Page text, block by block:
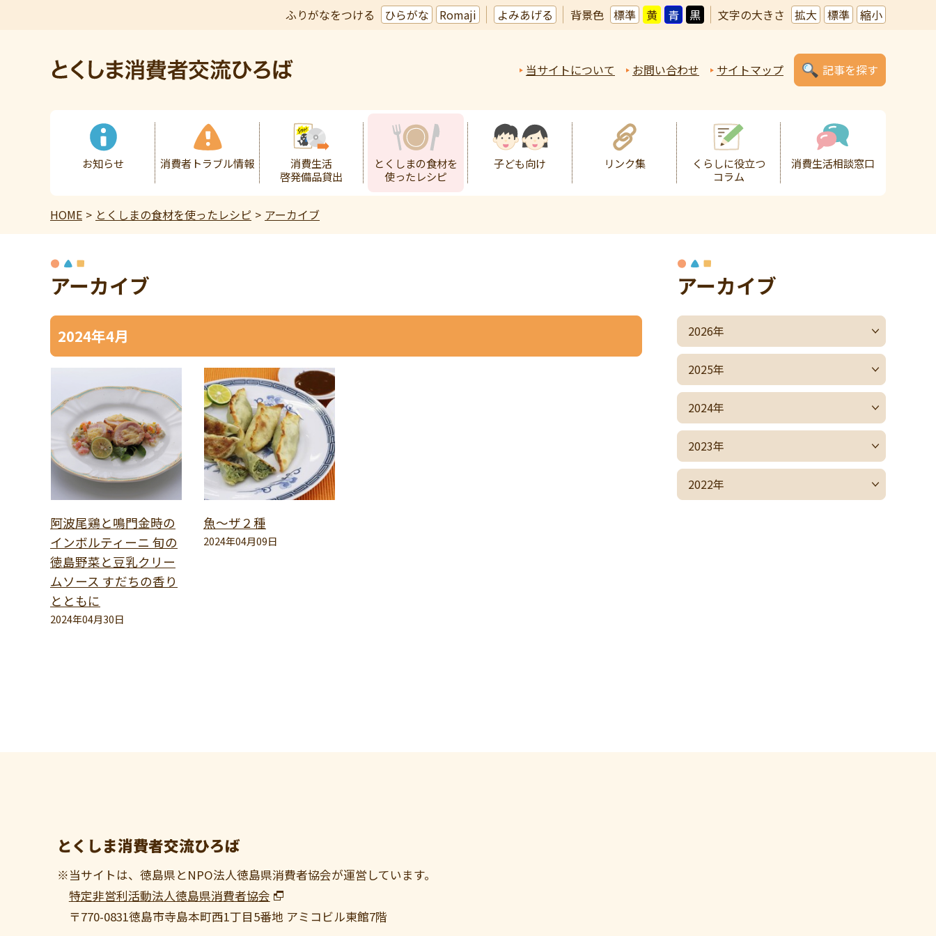
ふりがなをつける ひらがな Romaji よみあげる 背景色 標準 黄 青 黒 文字の大きさ 拡大 標準 縮小
当サイトについて お問い合わせ サイトマップ 記事を探す
お知らせ 消費者トラブル情報
消費生活
啓発備品貸出
とくしまの食材を
使ったレシピ
子ども向け リンク集
くらしに役立つ
コラム
消費生活相談窓口
HOME とくしまの食材を使ったレシピ アーカイブ
アーカイブ
2024年4月
阿波尾鶏と鳴門金時の
インボルティーニ 旬の
徳島野菜と豆乳クリー
ムソース すだちの香り
とともに
2024年04月30日
魚～ザ２種
2024年04月09日
アーカイブ
2026年
2025年
2024年
2023年
2022年
とくしま消費者交流ひろば
※当サイトは、徳島県とNPO法人徳島県消費者協会が運営しています。
特定非営利活動法人徳島県消費者協会
〒770-0831徳島市寺島本町西1丁目5番地 アミコビル東館7階